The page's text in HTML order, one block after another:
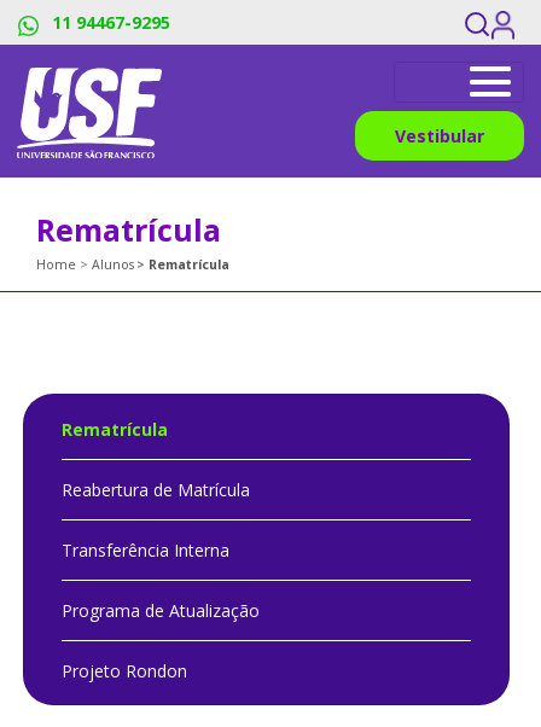
11 94467-9295
Vestibular
Rematrícula
Home Alunos Rematrícula
Rematrícula
Reabertura de Matrícula
Transferência Interna
Programa de Atualização
Projeto Rondon